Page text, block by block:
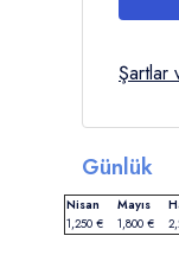
Şartlar
Günlük
Nisan Mayıs
1,250 €
1,800 €